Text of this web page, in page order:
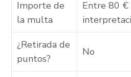
Importe de
la multa
Entre 80 €
¿Retirada de
puntos?
No